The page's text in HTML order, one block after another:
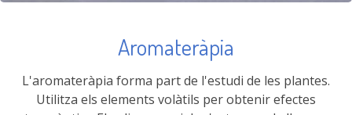
Aromateràpia
L'aromateràpia forma part de l'estudi de les plantes.
Utilitza els elements volàtils per obtenir efectes